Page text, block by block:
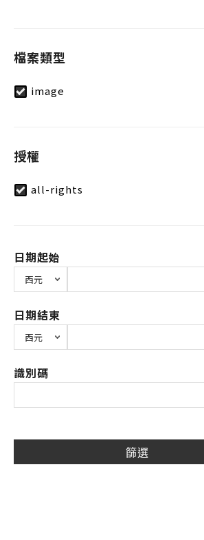
檔案類型
image
授權
all-rights
日期起始
日期結束
識別碼